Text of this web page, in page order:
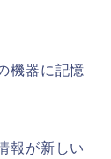
機器に記憶
報が新しい